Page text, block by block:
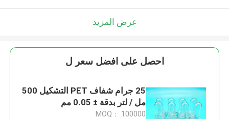
عرض المزيد
احصل على افضل سعر ل
25 جرام شفاف PET التشكيل 500
مل / لتر بدقة ± 0.05 مم
MOQ： 100000